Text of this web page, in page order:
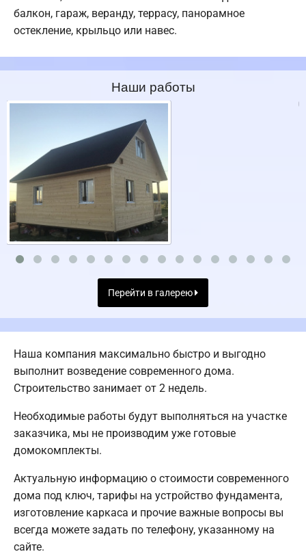
балкон, гараж, веранду, террасу, панорамное
остекление, крыльцо или навес.
Наши работы
Перейти в галерею
Наша компания максимально быстро и выгодно
выполнит возведение современного дома.
Строительство занимает от 2 недель.
Необходимые работы будут выполняться на участке
заказчика, мы не производим уже готовые
домокомплекты.
Актуальную информацию о стоимости современного
дома под ключ, тарифы на устройство фундамента,
изготовление каркаса и прочие важные вопросы вы
всегда можете задать по телефону, указанному на
сайте.